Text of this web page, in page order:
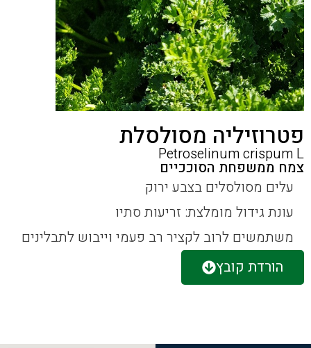
פטרוזיליה מסולסלת
Petroselinum crispum L
צמח ממשפחת הסוככיים
עלים מסולסלים בצבע ירוק
עונת גידול מומלצת: זריעות סתיו
משתמשים לרוב לקציר רב פעמי וייבוש לתבלינים
הורדת קובץ